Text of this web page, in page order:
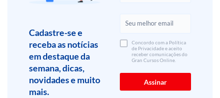
Cadastre-se e
receba as notícias
em destaque da
semana, dicas,
novidades e muito
mais.
Concordo com a Política
de Privacidade e aceito
receber comunicações do
Gran Cursos Online.